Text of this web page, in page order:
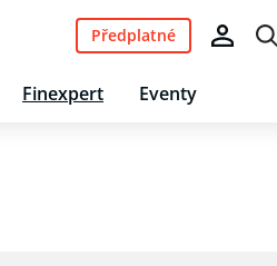
Finexpert Eventy
Předplatné